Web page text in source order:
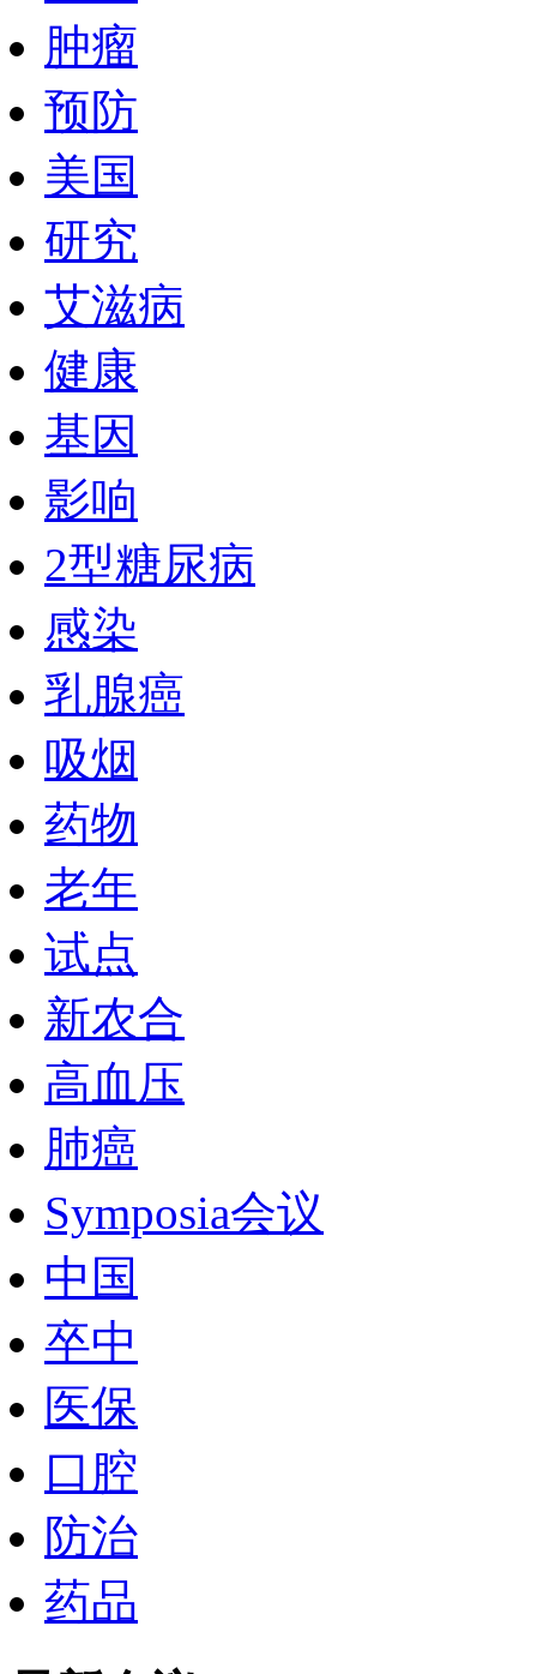
肿瘤
预防
美国
研究
艾滋病
健康
基因
影响
2型糖尿病
感染
乳腺癌
吸烟
药物
老年
试点
新农合
高血压
肺癌
Symposia会议
中国
卒中
医保
口腔
防治
药品